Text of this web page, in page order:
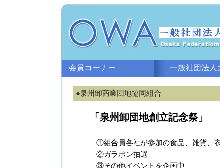
会員コーナー 一般社団法人
●泉州卸商業団地協同組合
「泉州卸団地創立記念祭」
①組合員各社が参加の食品、雑貨、
②ガラポン抽選
③その他イベントを企画中